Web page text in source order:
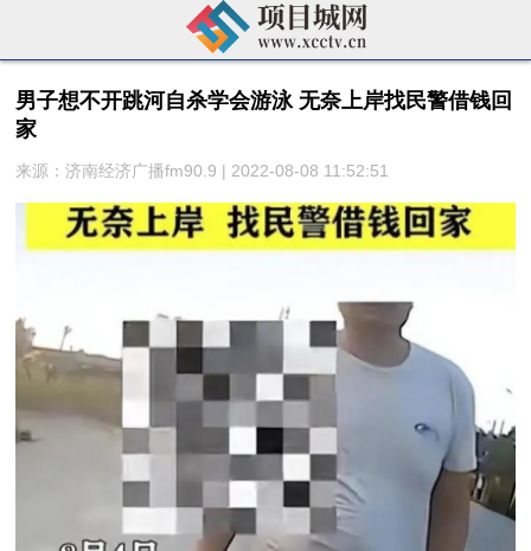
男子想不开跳河自杀学会游泳 无奈上岸找民警借钱回
家
来源：济南经济广播fm90.9 | 2022-08-08 11:52:51